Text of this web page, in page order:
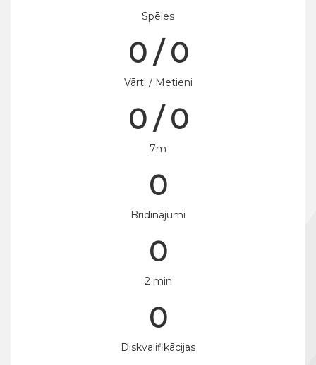
Spēles
0 / 0
Vārti / Metieni
0 / 0
7m
0
Brīdinājumi
0
2 min
0
Diskvalifikācijas